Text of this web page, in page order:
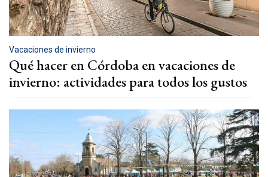
Vacaciones de invierno
Qué hacer en Córdoba en vacaciones de
invierno: actividades para todos los gustos